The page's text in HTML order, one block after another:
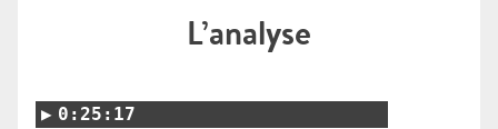
L’analyse
0:25:17